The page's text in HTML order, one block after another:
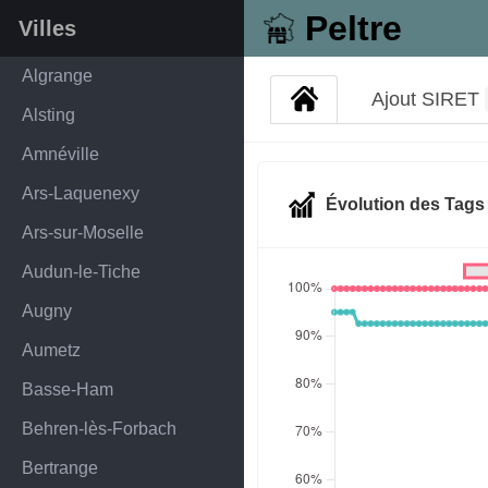
Peltre
Villes
Algrange
Alsting
Amnéville
Ars-Laquenexy
Ars-sur-Moselle
Audun-le-Tiche
Augny
Aumetz
Basse-Ham
Behren-lès-Forbach
Bertrange
Ajout SIRET
Évolution des